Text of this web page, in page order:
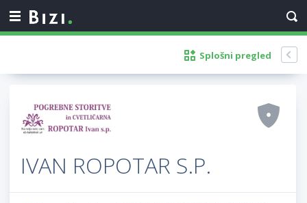
Splošni pregled
IVAN ROPOTAR S.P.